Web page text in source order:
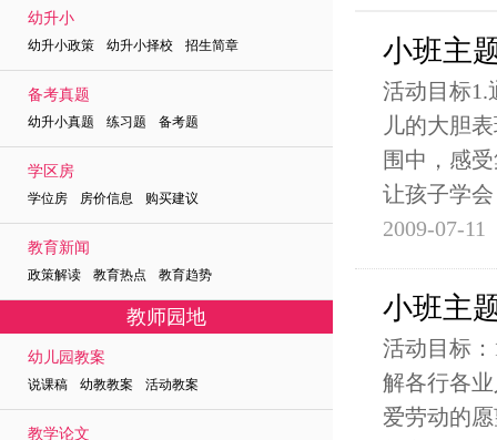
幼升小
幼升小政策 幼升小择校 招生简章
备考真题
幼升小真题 练习题 备考题
学区房
学位房 房价信息 购买建议
教育新闻
政策解读 教育热点 教育趋势
教师园地
幼儿园教案
说课稿 幼教教案 活动教案
教学论文
小班主
活动目标1.
儿的大胆
围中，感
让孩子学会
2009-07-11
小班主
活动目标
解各行各
爱劳动的